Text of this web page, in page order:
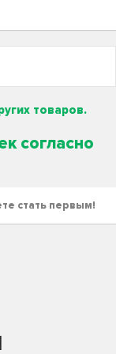
товаров.
согласно
стать первым!